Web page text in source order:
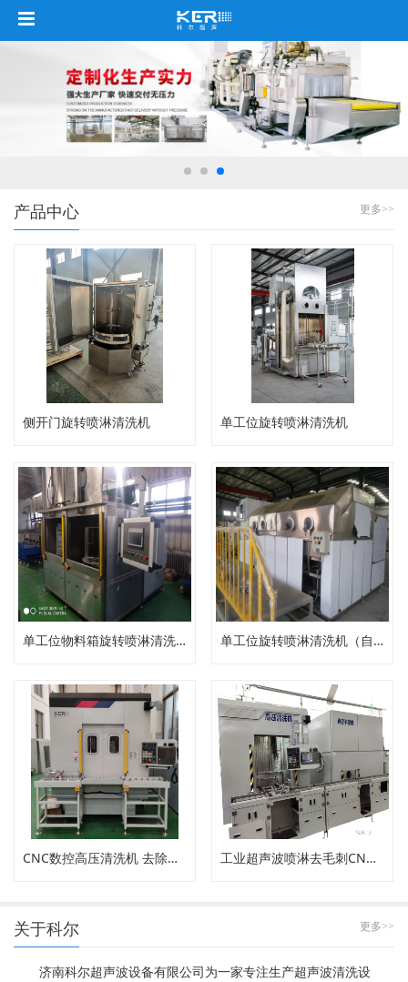
更多>>
产品中心
侧开门旋转喷淋清洗机 单工位旋转喷淋清洗机
单工位物料箱旋转喷淋清洗机 单工位旋转喷淋清洗机（自动压力清洗机）
CNC数控高压清洗机 去除内孔工件毛刺 工业超声波喷淋去毛刺CNC高压清洗机
更多>>
关于科尔
济南科尔超声波设备有限公司为一家专注生产超声波清洗设